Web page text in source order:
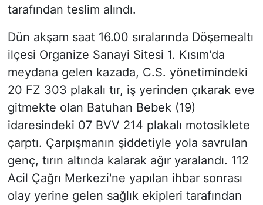
tarafından teslim alındı.
Dün akşam saat 16.00 sıralarında Döşemealtı
ilçesi Organize Sanayi Sitesi 1. Kısım'da
meydana gelen kazada, C.S. yönetimindeki
20 FZ 303 plakalı tır, iş yerinden çıkarak eve
gitmekte olan Batuhan Bebek (19)
idaresindeki 07 BVV 214 plakalı motosiklete
çarptı. Çarpışmanın şiddetiyle yola savrulan
genç, tırın altında kalarak ağır yaralandı. 112
Acil Çağrı Merkezi'ne yapılan ihbar sonrası
olay yerine gelen sağlık ekipleri tarafından